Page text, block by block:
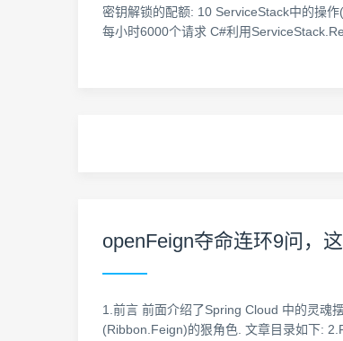
密钥解锁的配额: 10 ServiceStack中的操
每小时6000个请求 C#利用
openFeign夺命连环9问，这
1.前言 前面介绍了Spring Cloud 中的灵魂
(Ribbon.Feign)的狠角色. 文章目录如下: